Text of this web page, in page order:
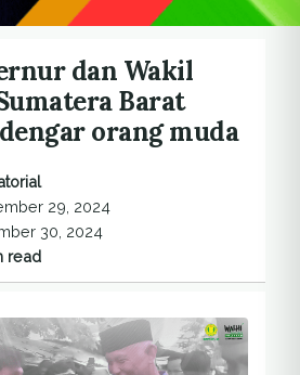
dan Wakil
Barat
orang muda
29, 2024
30, 2024
read